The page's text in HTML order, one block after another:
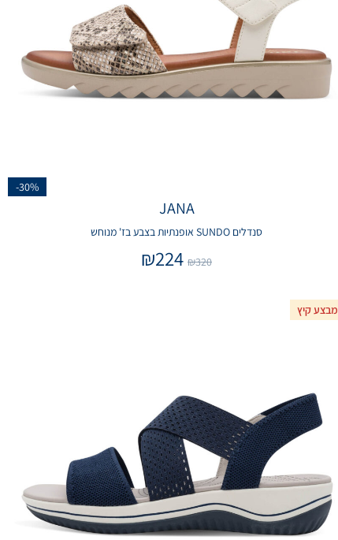
-30%
JANA
סנדלים SUNDO אופנתיות בצבע בז' מנוחש
₪320
₪224
מבצע קיץ